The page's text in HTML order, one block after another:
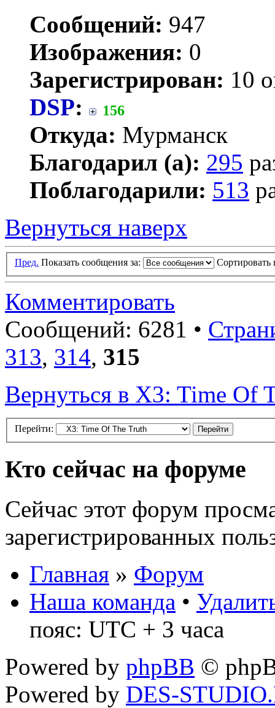
Сообщений: 947
Изображения: 0
Зарегистрирован: 10
DSP: 156
Откуда: Мурманск
Благодарил (а): 295
Поблагодарили: 513
Вернуться наверх
Пред. Показать сообщения за: Сортировать
Комментировать
Сообщений: 6281 •
313, 314, 315
Вернуться в X3: Time Of
Перейти:
Кто сейчас на форуме
Сейчас этот форум
зарегистрированных
Главная » Форум
Наша команда •
пояс: UTC + 3 часа
Powered by phpBB ©
Powered by DES-